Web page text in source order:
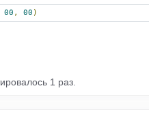
00 , 00 )
1 раз.